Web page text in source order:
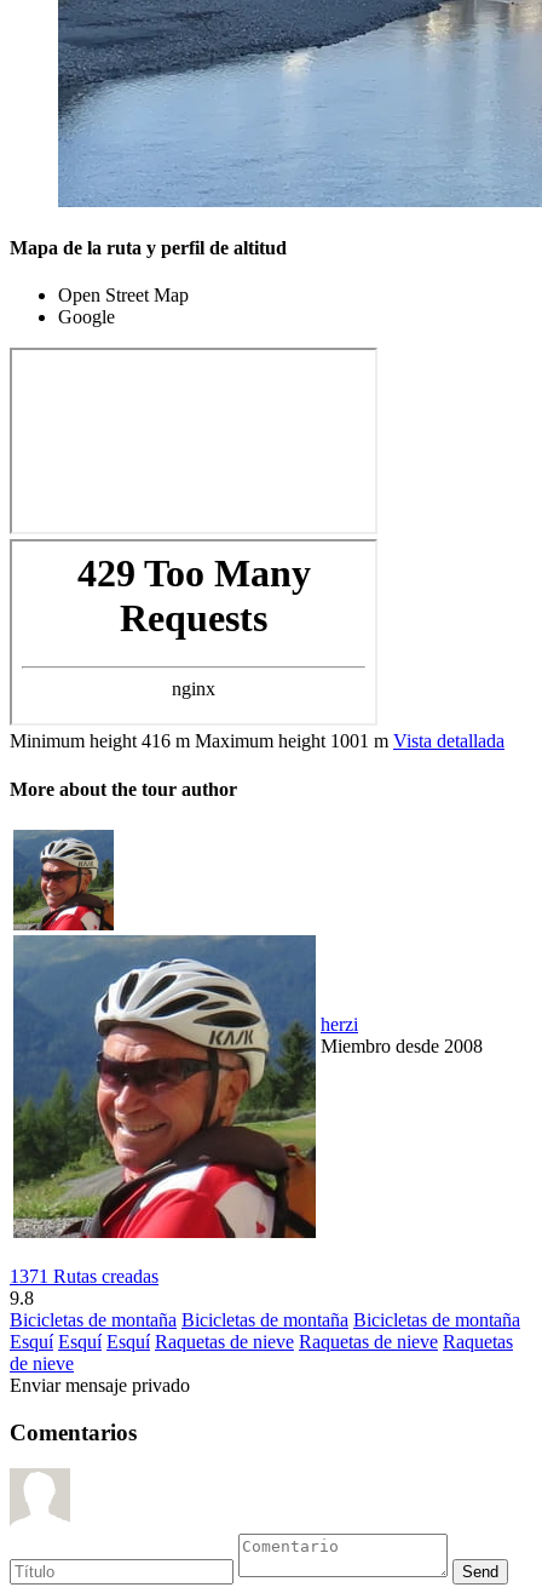
Mapa de la ruta y perfil de altitud
Open Street Map
Google
Minimum height 416 m Maximum height 1001 m Vista detallada
More about the tour author
herzi
Miembro desde 2008
1371 Rutas creadas
9.8
Bicicletas de montaña Bicicletas de montaña Bicicletas de montaña
Esquí Esquí Esquí Raquetas de nieve Raquetas de nieve Raquetas
de nieve
Enviar mensaje privado
Comentarios